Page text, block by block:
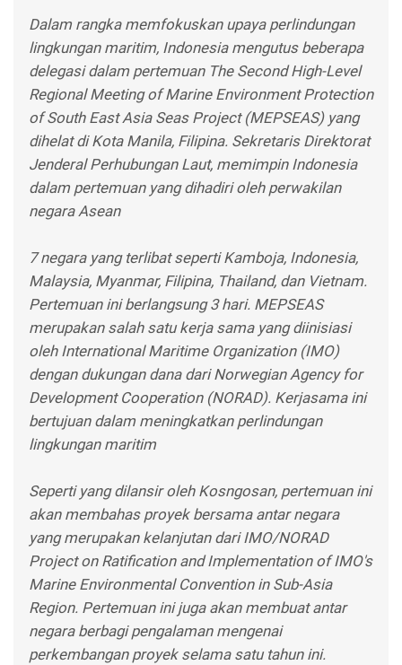
Dalam rangka memfokuskan upaya perlindungan
lingkungan maritim, Indonesia mengutus beberapa
delegasi dalam pertemuan The Second High-Level
Regional Meeting of Marine Environment Protection
of South East Asia Seas Project (MEPSEAS) yang
dihelat di Kota Manila, Filipina. Sekretaris Direktorat
Jenderal Perhubungan Laut, memimpin Indonesia
dalam pertemuan yang dihadiri oleh perwakilan
negara Asean
7 negara yang terlibat seperti Kamboja, Indonesia,
Malaysia, Myanmar, Filipina, Thailand, dan Vietnam.
Pertemuan ini berlangsung 3 hari. MEPSEAS
merupakan salah satu kerja sama yang diinisiasi
oleh International Maritime Organization (IMO)
dengan dukungan dana dari Norwegian Agency for
Development Cooperation (NORAD). Kerjasama ini
bertujuan dalam meningkatkan perlindungan
lingkungan maritim
Seperti yang dilansir oleh Kosngosan, pertemuan ini
akan membahas proyek bersama antar negara
yang merupakan kelanjutan dari IMO/NORAD
Project on Ratification and Implementation of IMO's
Marine Environmental Convention in Sub-Asia
Region. Pertemuan ini juga akan membuat antar
negara berbagi pengalaman mengenai
perkembangan proyek selama satu tahun ini.